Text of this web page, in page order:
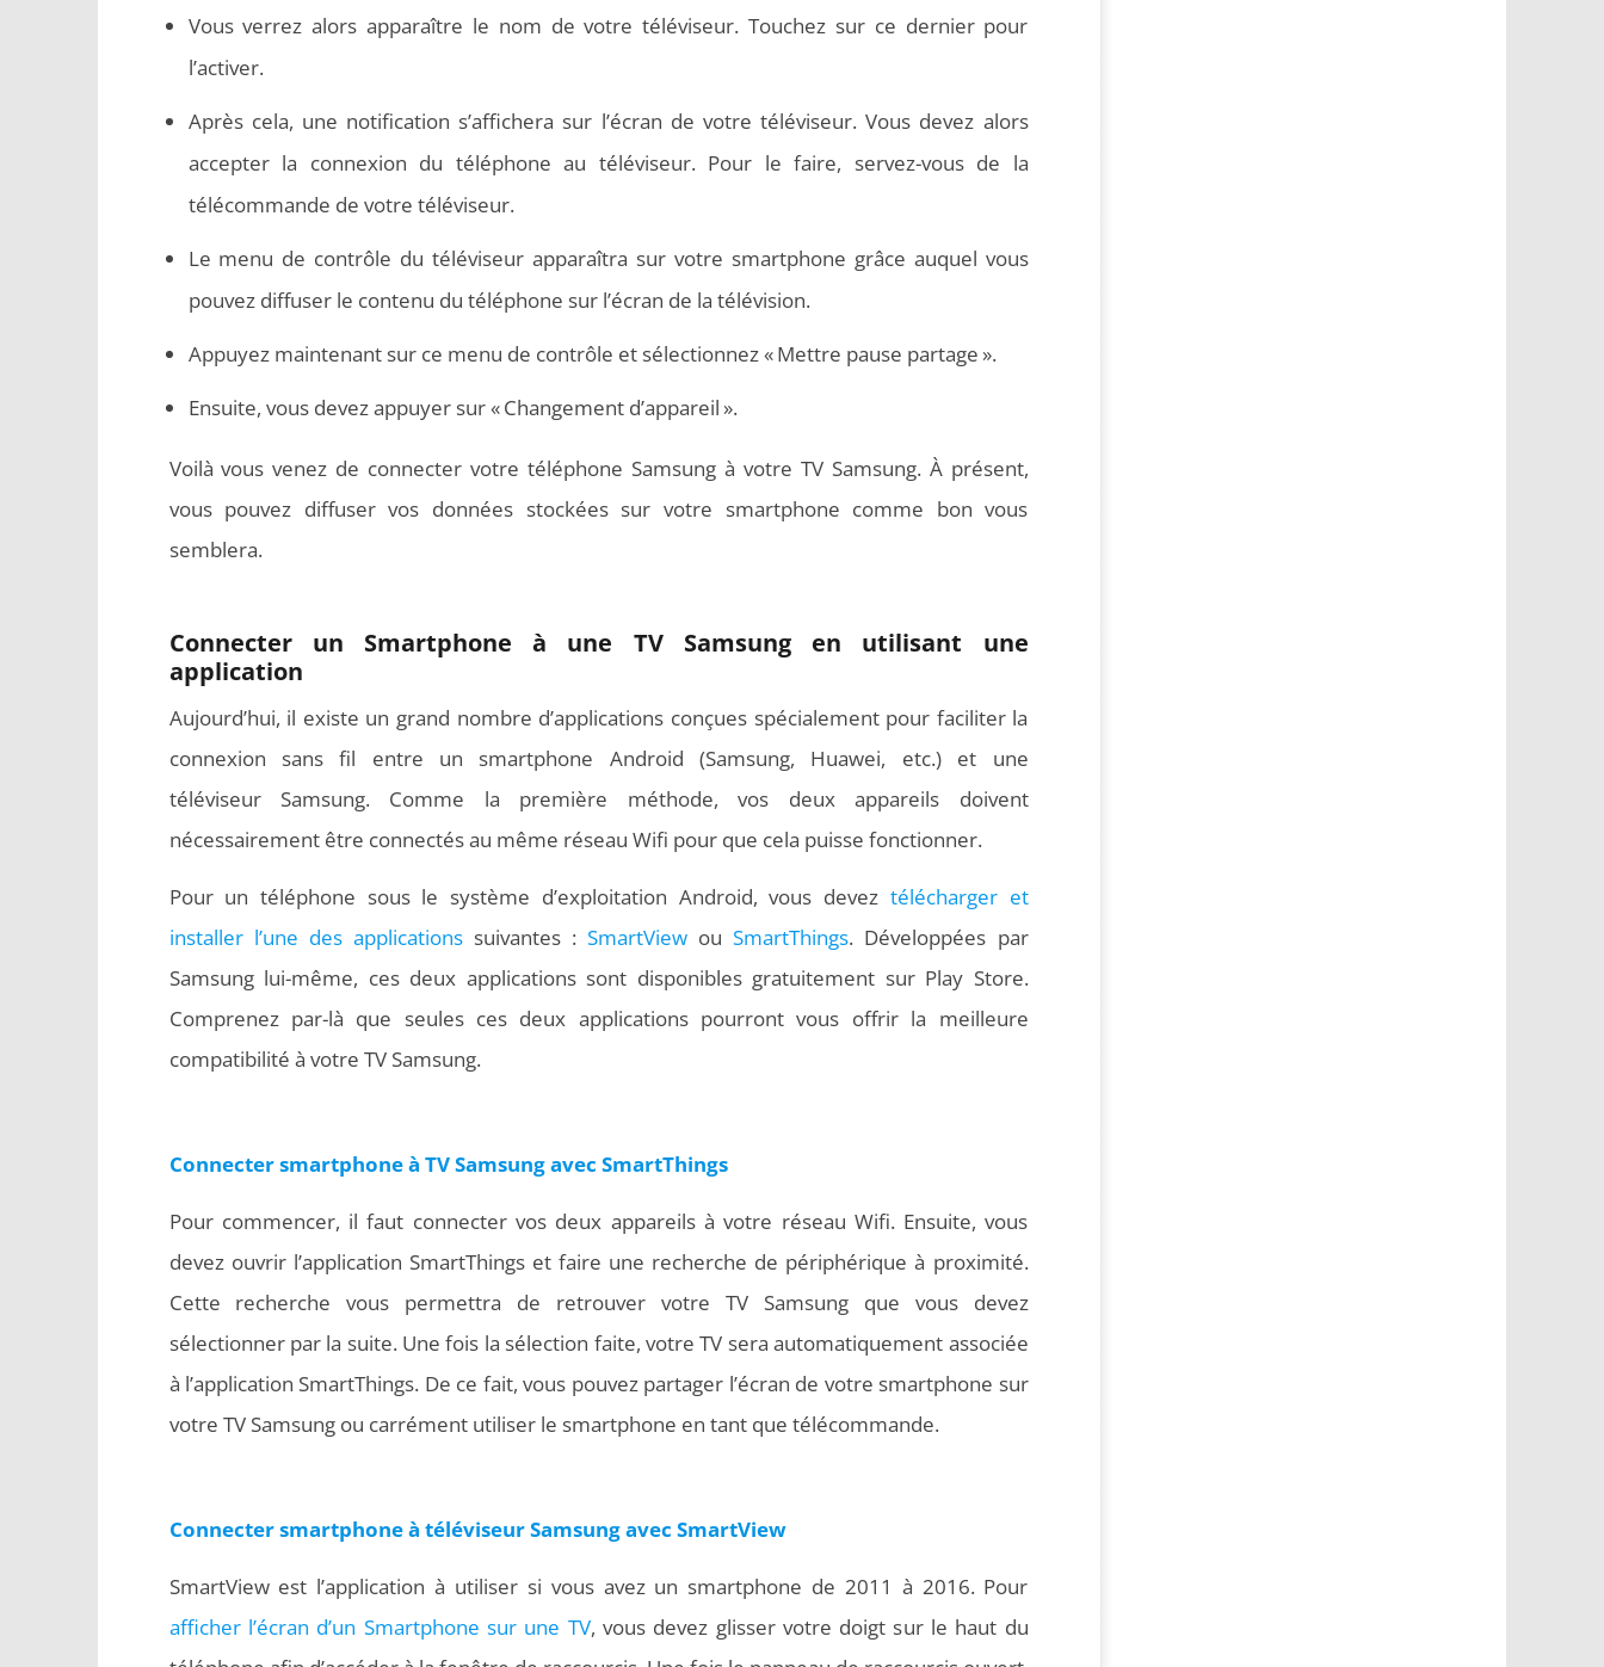
Vous verrez alors apparaître le nom de votre téléviseur. Touchez sur ce dernier pour
l’activer.
Après cela, une notification s’affichera sur l’écran de votre téléviseur. Vous devez alors
accepter la connexion du téléphone au téléviseur. Pour le faire, servez-vous de la
télécommande de votre téléviseur.
Le menu de contrôle du téléviseur apparaîtra sur votre smartphone grâce auquel vous
pouvez diffuser le contenu du téléphone sur l’écran de la télévision.
Appuyez maintenant sur ce menu de contrôle et sélectionnez « Mettre pause partage ».
Ensuite, vous devez appuyer sur « Changement d’appareil ».
Voilà vous venez de connecter votre téléphone Samsung à votre TV Samsung. À présent,
vous pouvez diffuser vos données stockées sur votre smartphone comme bon vous
semblera.
Connecter un Smartphone à une TV Samsung en utilisant une
application
Aujourd’hui, il existe un grand nombre d’applications conçues spécialement pour faciliter la
connexion sans fil entre un smartphone Android (Samsung, Huawei, etc.) et une
téléviseur Samsung. Comme la première méthode, vos deux appareils doivent
nécessairement être connectés au même réseau Wifi pour que cela puisse fonctionner.
Pour un téléphone sous le système d’exploitation Android, vous devez télécharger et
installer l’une des applicationssuivantes :SmartView ouSmartThings. Développées par
Samsung lui-même, ces deux applications sont disponibles gratuitement sur Play Store.
Comprenez par-là que seules ces deux applications pourront vous offrir la meilleure
compatibilité à votre TV Samsung.
Connecter smartphone à TV Samsung avec SmartThings
Pour commencer, il faut connecter vos deux appareils à votre réseau Wifi. Ensuite, vous
devez ouvrir l’application SmartThings et faire une recherche de périphérique à proximité.
Cette recherche vous permettra de retrouver votre TV Samsung que vous devez
sélectionner par la suite. Une fois la sélection faite, votre TV sera automatiquement associée
à l’application SmartThings. De ce fait, vous pouvez partager l’écran de votre smartphone sur
votre TV Samsung ou carrément utiliser le smartphone en tant que télécommande.
Connecter smartphone à téléviseur Samsung avec SmartView
SmartView est l’application à utiliser si vous avez un smartphone de 2011 à 2016. Pour
afficher l’écran d’un Smartphone sur une TV, vous devez glisser votre doigt sur le haut du